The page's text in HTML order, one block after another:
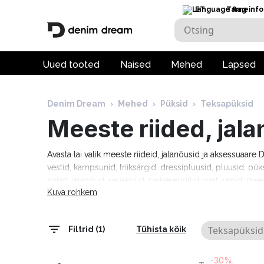
ET Tarneinfo
Uued tooted Naised Mehed Lapsed
Denim Dream › Mehed › Püksid › Teksapüksid
Meeste riided,
Avasta lai valik meeste riideid, jalanõusid ja
vestid, kampsunid, triiksärgid, dressipluusid, pluusid,
moebrändidelt nagu Guess, Tommy Hilfiger, Calvin
Kuva rohkem
Filtrid (1) Tühista kõik Teksapüksid
-30%